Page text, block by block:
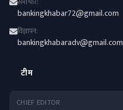
bankingkhabar72@gmail.com
विज्ञापन:
bankingkhabaradv@gmail.com
टीम
CHIEF EDITOR